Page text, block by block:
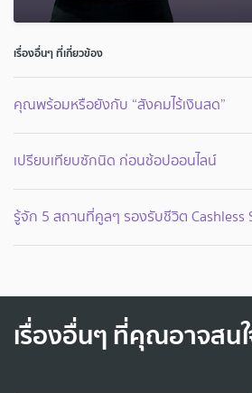
เรื่องอื่นๆ ที่เกี่ยวข้อง
คุณพร้อมหรือยังกับ “สังคมไร้เงินสด”
เปรียบเทียบซักนิด ก่อนช้อปออนไลน์
รู้จัก 5 สถานที่คูลๆ รองรับชีวิต Cashless
เรื่องอื่นๆ ที่คุณอาจสน